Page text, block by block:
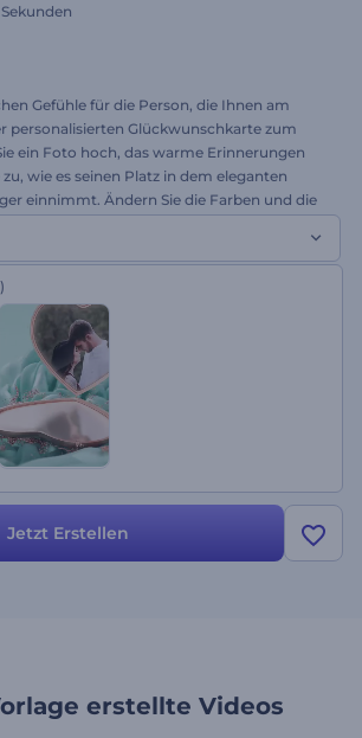
Gefühle für die Person, die Ihnen am
personalisierten Glückwunschkarte zum
ein Foto hoch, das warme Erinnerungen
wie es seinen Platz in dem eleganten
einnimmt. Ändern Sie die Farben und die
Atmosphäre für Ihr Video zu schaffen.
Animation jetzt aus!
Jetzt Erstellen
erstellte Videos